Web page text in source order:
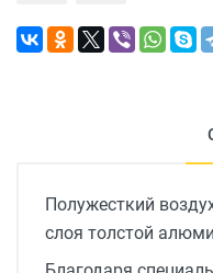
Полужесткий
слоя толстой